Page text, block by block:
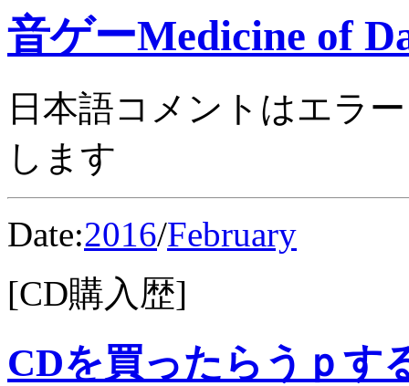
音ゲーMedicine of
日本語コメントはエラ
します
Date:2016/February
[CD購入歴]
CDを買ったらうｐす